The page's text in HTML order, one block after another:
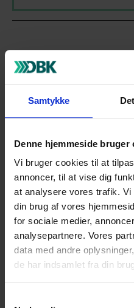
Samtykke
Denne hjemmeside bruger
Vi bruger cookies til at
annoncer, til at vise dig
at analysere vores trafik.
din brug af vores
for sociale medier,
analysepartnere. Vores
data med andre
de har indsamlet fra din
Bogsalg
aktiviteter for fakturaen.
Se bogsalg specifikation
Spørgsmål til
Indsend dit spørgsmål i